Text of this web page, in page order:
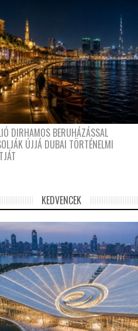
DIRHAMOS BERUHÁZÁSSAL
ÚJJÁ DUBAI TÖRTÉNELMI
KEDVENCEK